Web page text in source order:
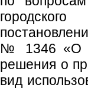
№ 1346 «О
решения о
вид